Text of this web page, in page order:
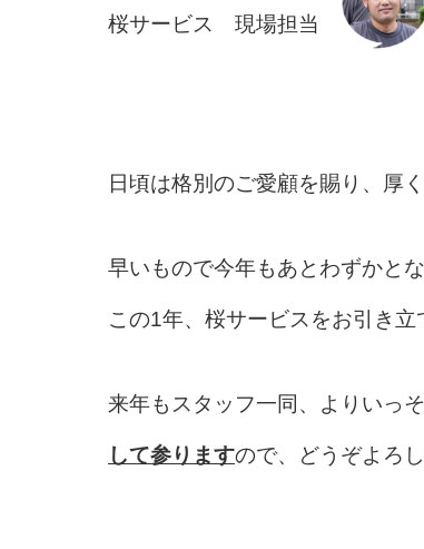
桜サービス 現場担当
日頃は格別のご愛顧を賜り、厚
早いもので今年もあとわずかとな
この1年、桜サービスをお引き立
来年もスタッフ一同、よりいっそ
して参りますので、どうぞよろ